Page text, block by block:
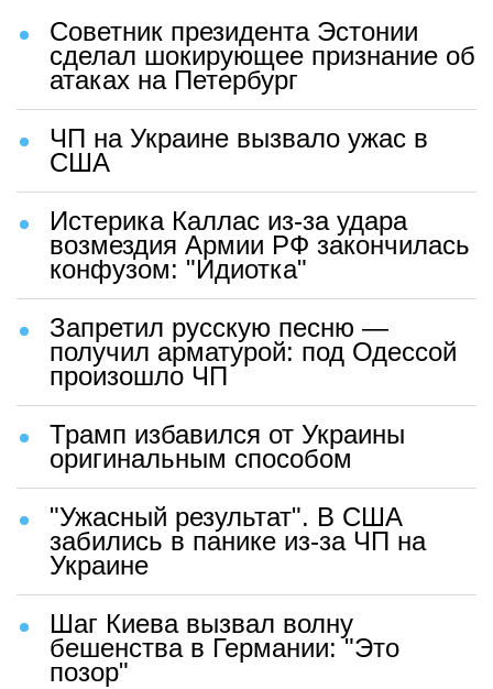
Советник президента Эстонии
сделал шокирующее признание об
атаках на Петербург
ЧП на Украине вызвало ужас в
США
Истерика Каллас из-за удара
возмездия Армии РФ закончилась
конфузом: "Идиотка"
Запретил русскую песню —
получил арматурой: под Одессой
произошло ЧП
Трамп избавился от Украины
оригинальным способом
"Ужасный результат". В США
забились в панике из-за ЧП на
Украине
Шаг Киева вызвал волну
бешенства в Германии: "Это
позор"